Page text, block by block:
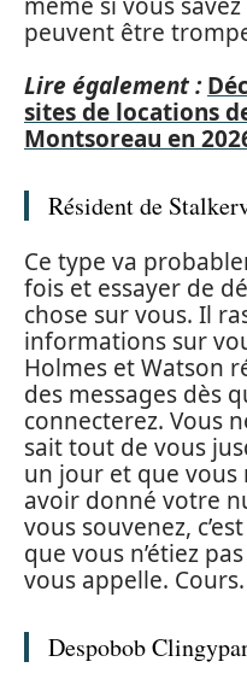
peuvent être
Lire également :
sites de locations
Montsoreau en
Résident de
Ce type va
fois et essayer de
chose sur vous. Il
informations sur
Holmes et Watson
des messages dès
connecterez. Vous
sait tout de vous
un jour et que vous
avoir donné votre
vous souvenez,
que vous n’étiez
vous appelle. Cours.
Despobob